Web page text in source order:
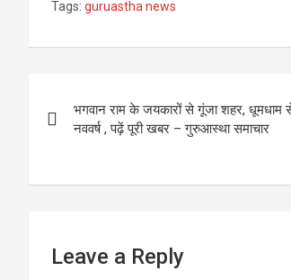
ce
b
o
k
st
o
o
n
ail
e
Tags: guruastha news
navigation
भगवान राम के जयकारों से गूंजा शहर, धूमधाम से
नववर्ष , पढ़ें पूरी खबर – गुरुआस्था समाचार
Leave a Reply